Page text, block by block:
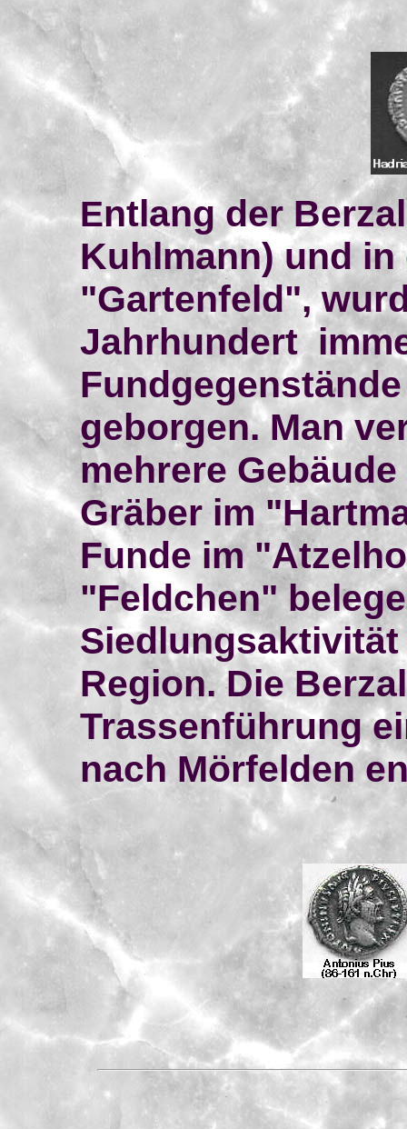
Entlang der
Kuhlmann) und in
"Gartenfeld",
Jahrhundert
geborgen. Man
mehrere
Gräber im
Funde im
"Feldchen"
Region. Die
Trassenführung
nach Mörfelden